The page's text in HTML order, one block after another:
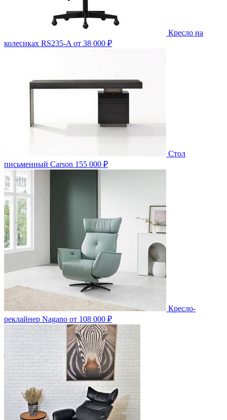
Кресло на
колесиках RS235-A от 38 000 ₽
Стол
письменный Carson 155 000 ₽
Кресло-
реклайнер Nagano от 108 000 ₽